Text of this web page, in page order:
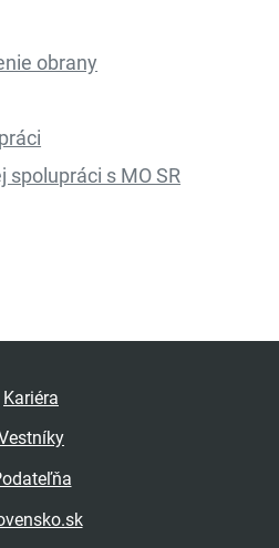
obrany
spolupráci s MO SR
Kariéra